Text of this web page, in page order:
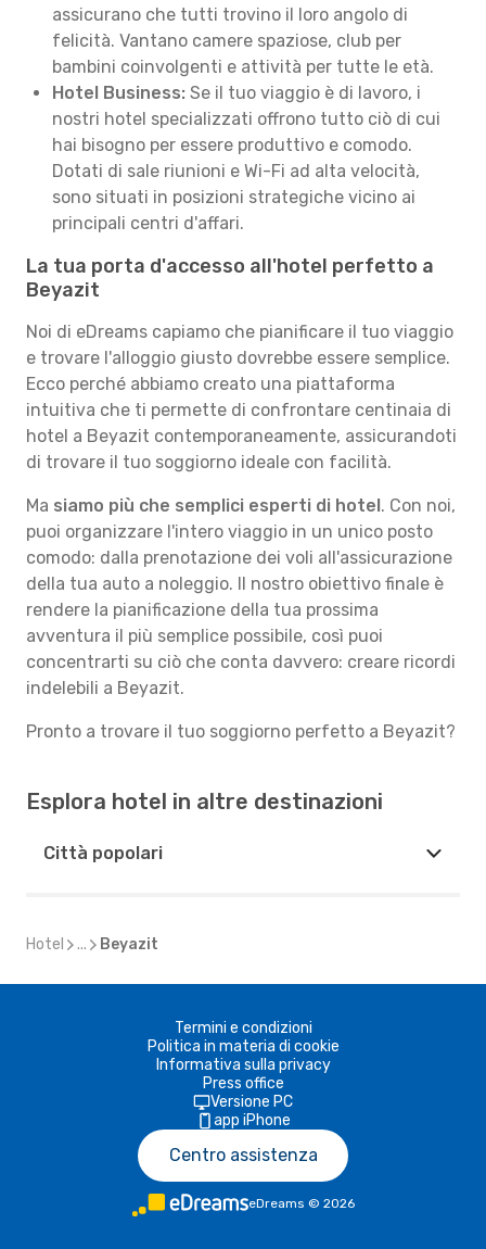
assicurano che tutti trovino il loro angolo di
felicità. Vantano camere spaziose, club per
bambini coinvolgenti e attività per tutte le età.
Hotel Business: Se il tuo viaggio è di lavoro, i
nostri hotel specializzati offrono tutto ciò di cui
hai bisogno per essere produttivo e comodo.
Dotati di sale riunioni e Wi-Fi ad alta velocità,
sono situati in posizioni strategiche vicino ai
principali centri d'affari.
La tua porta d'accesso all'hotel perfetto a
Beyazit
Noi di eDreams capiamo che pianificare il tuo viaggio
e trovare l'alloggio giusto dovrebbe essere semplice.
Ecco perché abbiamo creato una piattaforma
intuitiva che ti permette di confrontare centinaia di
hotel a Beyazit contemporaneamente, assicurandoti
di trovare il tuo soggiorno ideale con facilità.
Ma siamo più che semplici esperti di hotel. Con noi,
puoi organizzare l'intero viaggio in un unico posto
comodo: dalla prenotazione dei voli all'assicurazione
della tua auto a noleggio. Il nostro obiettivo finale è
rendere la pianificazione della tua prossima
avventura il più semplice possibile, così puoi
concentrarti su ciò che conta davvero: creare ricordi
indelebili a Beyazit.
Pronto a trovare il tuo soggiorno perfetto a Beyazit?
Esplora hotel in altre destinazioni
Città popolari
Hotel ... Beyazit
Termini e condizioni
Politica in materia di cookie
Informativa sulla privacy
Press office
Versione PC
app iPhone
Centro assistenza
eDreams © 2026